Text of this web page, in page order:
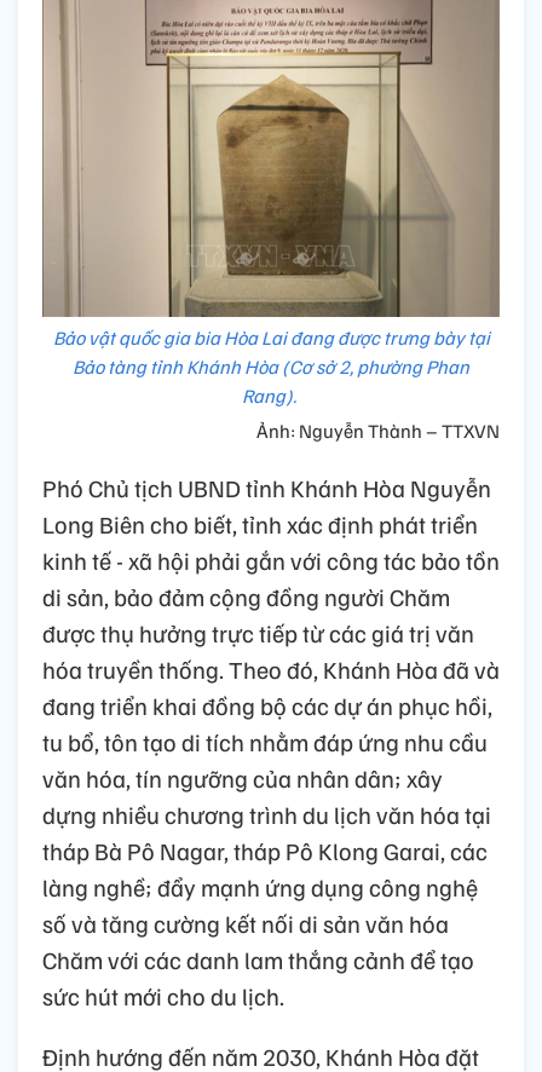
Bảo vật quốc gia bia Hòa Lai đang được trưng bày tại
Bảo tàng tỉnh Khánh Hòa (Cơ sở 2, phường Phan
Rang).
Ảnh: Nguyễn Thành – TTXVN
Phó Chủ tịch UBND tỉnh Khánh Hòa Nguyễn
Long Biên cho biết, tỉnh xác định phát triển
kinh tế - xã hội phải gắn với công tác bảo tồn
di sản, bảo đảm cộng đồng người Chăm
được thụ hưởng trực tiếp từ các giá trị văn
hóa truyền thống. Theo đó, Khánh Hòa đã và
đang triển khai đồng bộ các dự án phục hồi,
tu bổ, tôn tạo di tích nhằm đáp ứng nhu cầu
văn hóa, tín ngưỡng của nhân dân; xây
dựng nhiều chương trình du lịch văn hóa tại
tháp Bà Pô Nagar, tháp Pô Klong Garai, các
làng nghề; đẩy mạnh ứng dụng công nghệ
số và tăng cường kết nối di sản văn hóa
Chăm với các danh lam thắng cảnh để tạo
sức hút mới cho du lịch.
Định hướng đến năm 2030, Khánh Hòa đặt